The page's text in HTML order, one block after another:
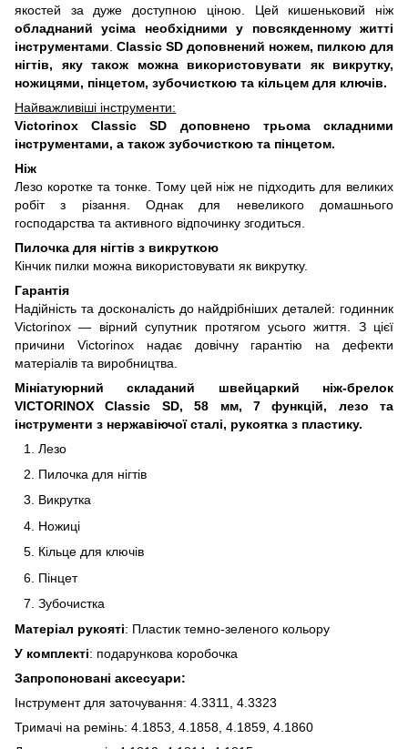
якостей за дуже доступною ціною. Цей кишеньковий ніж
обладнаний усіма необхідними у повсякденному житті
інструментами Classic SD доповнений ножем, пилкою для
нігтів, яку також можна використовувати як викрутку,
ножицями, пінцетом, зубочисткою та кільцем для ключів.
Найважливіші інструменти:
Victorinox Classic SD доповнено трьома складними
інструментами, а також зубочисткою та пінцетом.
Ніж
Лезо коротке та тонке. Тому цей ніж не підходить для великих
робіт з різання. Однак для невеликого домашнього
господарства та активного відпочинку згодиться.
Пилочка для нігтів з викруткою
Кінчик пилки можна використовувати як викрутку.
Гарантія
Надійність та досконалість до найдрібніших деталей: годинник
Victorinox — вірний супутник протягом усього життя. З цієї
причини Victorinox надає довічну гарантію на дефекти
матеріалів та виробництва.
Мініатуюрний складаний швейцаркий ніж-брелок
VICTORINOX Classic SD, 58 мм, 7 функцій, лезо та
інструменти з нержавіючої сталі, рукоятка з пластику.
Лезо
Пилочка для нігтів
Викрутка
Ножиці
Кільце для ключів
Пінцет
Зубочистка
Матеріал рукояті: Пластик темно-зеленого кольору
У комплекті: подарункова коробочка
Запропоновані аксесуари:
Інструмент для заточування: 4.3311, 4.3323
Тримачі на ремінь: 4.1853, 4.1858, 4.1859, 4.1860